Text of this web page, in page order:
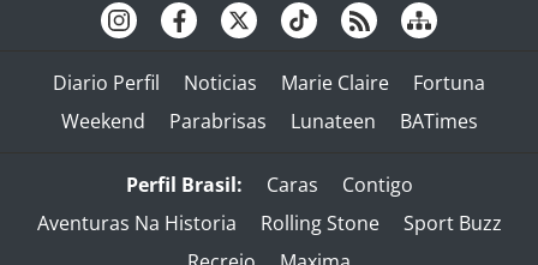
Diario Perfil Noticias Marie Claire
Fortuna
Weekend
Parabrisas Lunateen BATimes
Perfil Brasil: Caras
Contigo
Aventuras Na Historia
Rolling Stone
Sport Buzz